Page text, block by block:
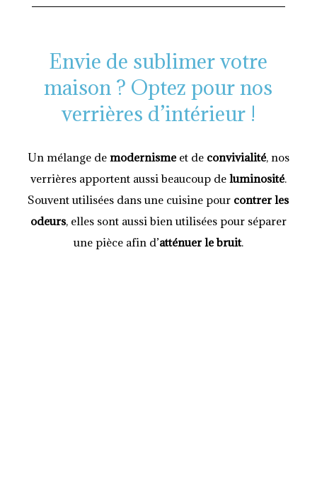
Envie de sublimer votre
maison ? Optez pour nos
verrières d’intérieur !
Un mélange de modernismeet de convivialité, nos
verrières apportent aussi beaucoup de luminosité.
Souvent utilisées dans une cuisine pour contrer les
odeurs, elles sont aussi bien utilisées pour séparer
une pièce afin d’atténuer le bruit.